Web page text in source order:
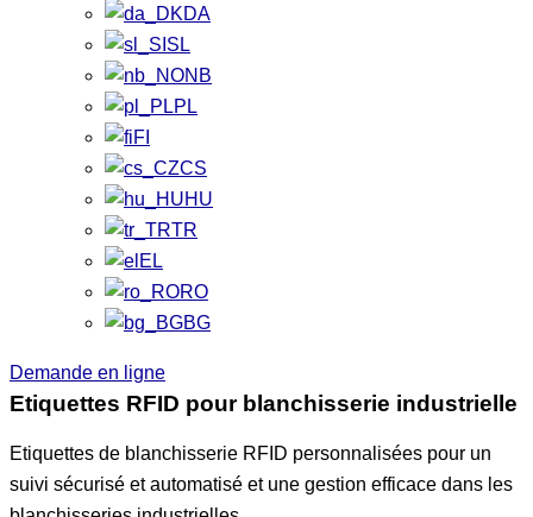
DA
SL
NB
PL
FI
CS
HU
TR
EL
RO
BG
Demande en ligne
Etiquettes RFID pour blanchisserie industrielle
Etiquettes de blanchisserie RFID personnalisées pour un
suivi sécurisé et automatisé et une gestion efficace dans les